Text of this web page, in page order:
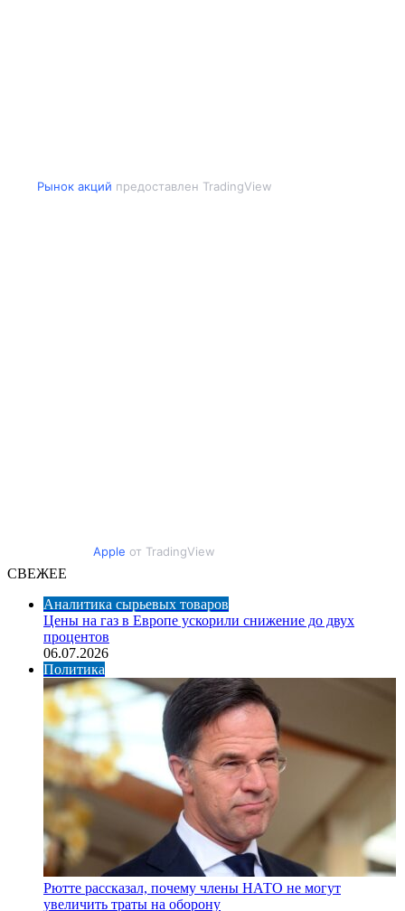
Рынок акций предоставлен TradingView
Apple от TradingView
СВЕЖЕЕ
Аналитика сырьевых товаров
Цены на газ в Европе ускорили снижение до двух
процентов
06.07.2026
Политика
Рютте рассказал, почему члены НАТО не могут
увеличить траты на оборону